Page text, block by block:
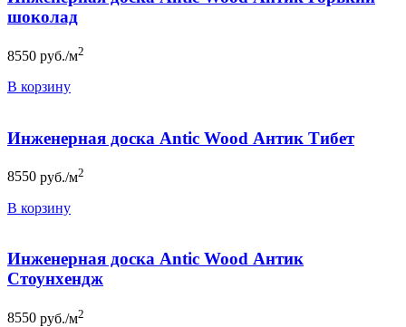
шоколад
8550 руб./м2
В корзину
Инженерная доска Antic Wood Антик Тибет
8550 руб./м2
В корзину
Инженерная доска Antic Wood Антик
Стоунхендж
8550 руб./м2